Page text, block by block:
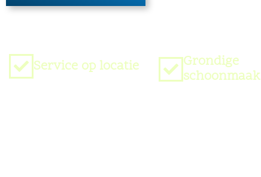
Service op locatie
Grondige
schoonmaak